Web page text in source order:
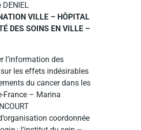
DENIEL
VILLE – HÔPITAL
DES SOINS EN VILLE –
l’information des
les effets indésirables
du cancer dans les
France – Marina
coordonnée